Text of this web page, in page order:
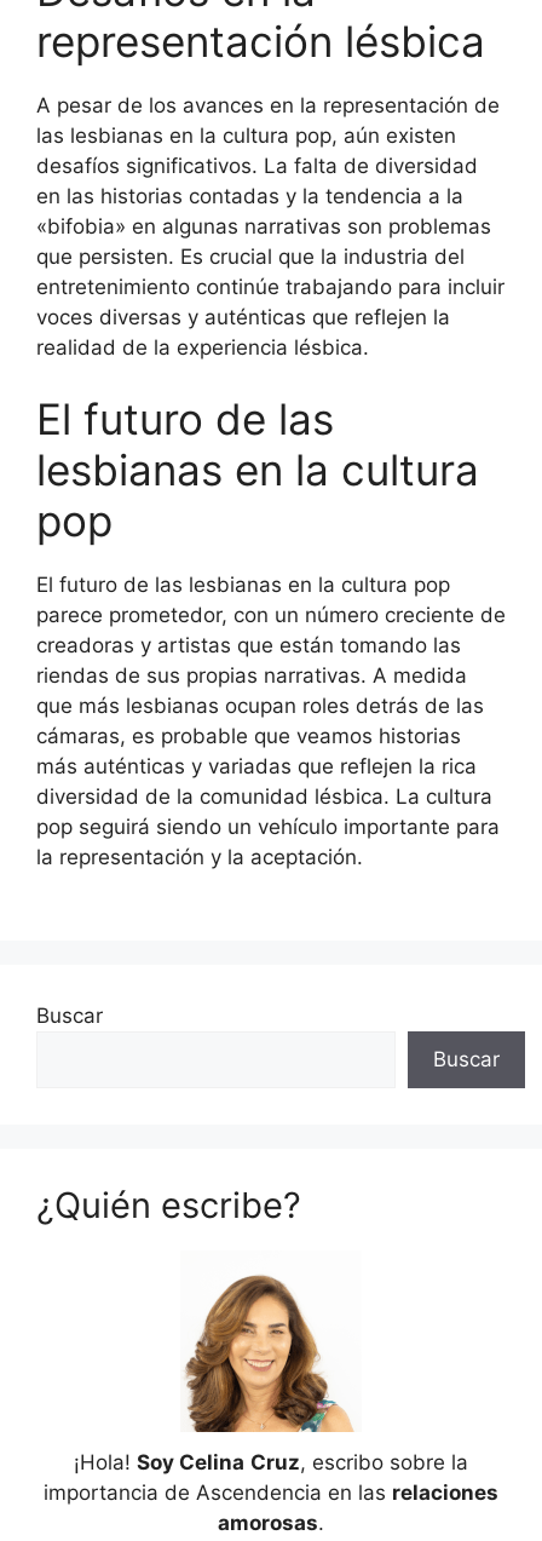
representación lésbica
A pesar de los avances en la representación de
las lesbianas en la cultura pop, aún existen
desafíos significativos. La falta de diversidad
en las historias contadas y la tendencia a la
«bifobia» en algunas narrativas son problemas
que persisten. Es crucial que la industria del
entretenimiento continúe trabajando para incluir
voces diversas y auténticas que reflejen la
realidad de la experiencia lésbica.
El futuro de las
lesbianas en la cultura
pop
El futuro de las lesbianas en la cultura pop
parece prometedor, con un número creciente de
creadoras y artistas que están tomando las
riendas de sus propias narrativas. A medida
que más lesbianas ocupan roles detrás de las
cámaras, es probable que veamos historias
más auténticas y variadas que reflejen la rica
diversidad de la comunidad lésbica. La cultura
pop seguirá siendo un vehículo importante para
la representación y la aceptación.
Buscar
Buscar
¿Quién escribe?
¡Hola! Soy Celina Cruz, escribo sobre la
importancia de Ascendencia en las relaciones
amorosas.